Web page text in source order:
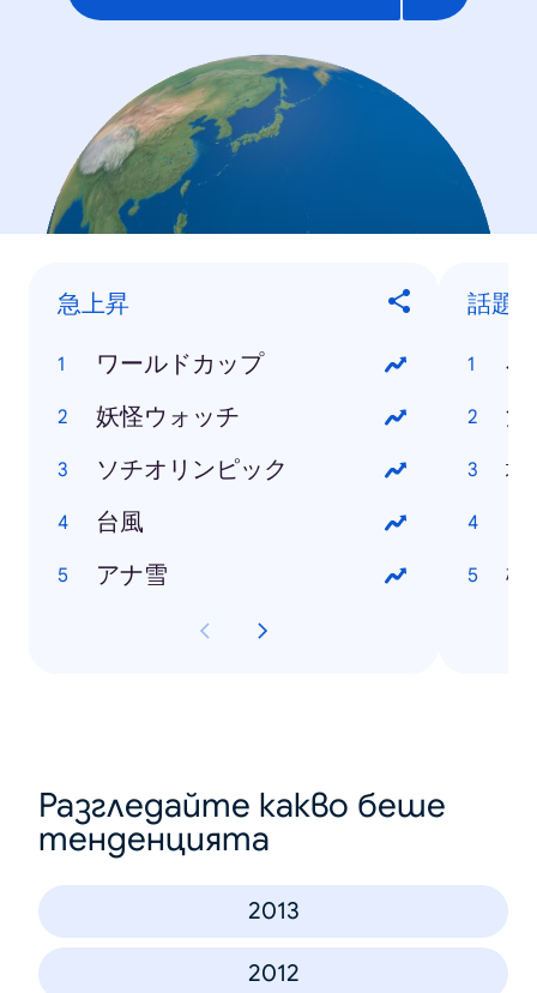
急上昇
ワールドカップ
妖怪ウォッチ
ソチオリンピック
台風
アナ雪
話題
小
浅
塩
橋
Разгледайте какво беше
тенденцията
2013
2012